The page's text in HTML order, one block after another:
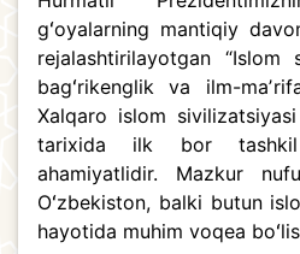
gʻoyalarning mantiqiy
rejalashtirilayotgan “Islom
bagʻrikenglik va ilm-
Xalqaro islom
tarixida ilk bor
ahamiyatlidir. Mazkur
Oʻzbekiston, balki butun
hayotida muhim voqea